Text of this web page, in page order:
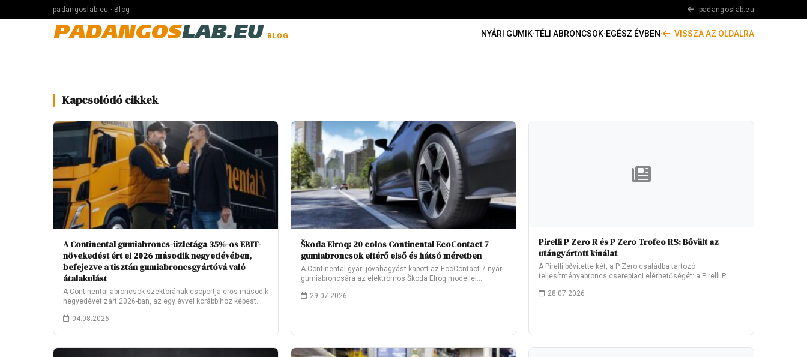
padangoslab.eu · Blog padangoslab.eu
PADANGOSLAB.EU BLOG NYÁRI GUMIK·TÉLI ABRONCSOK·EGÉSZ ÉVBEN· VISSZA AZ OLDALRA
Kapcsolódó cikkek
A Continental gumiabroncs-üzletága 35%-os EBIT-
növekedést ért el 2026 második negyedévében,
befejezve a tisztán gumiabroncsgyártóvá való
átalakulást
A Continental abroncsok szektorának csoportja erős második
negyedévet zárt 2026-ban, az egy évvel korábbihoz képest…
04.08.2026
Škoda Elroq: 20 colos Continental EcoContact 7
gumiabroncsok eltérő első és hátsó méretben
A Continental gyári jóváhagyást kapott az EcoContact 7 nyári
gumiabroncsára az elektromos Škoda Elroq modellel…
29.07.2026
Pirelli P Zero R és P Zero Trofeo RS: Bővült az
utángyártott kínálat
A Pirelli bővítette két, a P Zero családba tartozó
teljesítményabroncs cserepiaci elérhetőségét: a Pirelli P…
28.07.2026